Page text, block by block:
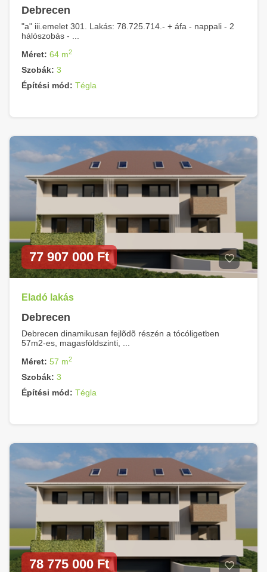
Debrecen
"a" iii.emelet 301. Lakás: 78.725.714.- + áfa - nappali - 2
hálószobás - ...
Méret: 64 m2
Szobák: 3
Építési mód: Tégla
77 907 000 Ft
Eladó lakás
Debrecen
Debrecen dinamikusan fejlõdõ részén a tócóligetben
57m2-es, magasföldszinti, ...
Méret: 57 m2
Szobák: 3
Építési mód: Tégla
78 775 000 Ft